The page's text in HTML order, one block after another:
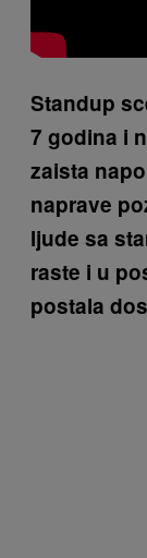
Standup
7 godina i
zaista
naprave
ljude sa
raste i u
postala